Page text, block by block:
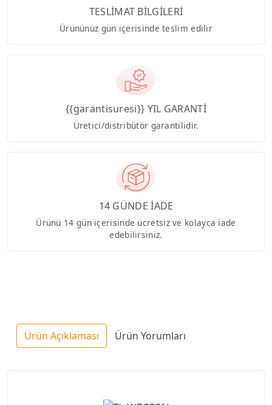
TESLİMAT BİLGİLERİ
Ürününüz gün içerisinde teslim edilir
{{garantisuresi}} YIL GARANTİ
Üretici/distribütör garantilidir.
14 GÜNDE İADE
Ürünü 14 gün içerisinde ücretsiz ve kolayca iade
edebilirsiniz.
Ürün Açıklaması Ürün Yorumları